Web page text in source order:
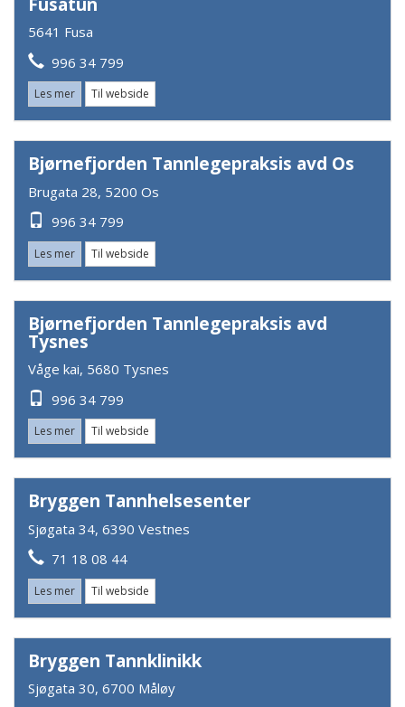
5641 Fusa
996 34 799
Les mer Til webside
Bjørnefjorden Tannlegepraksis avd Os
Brugata 28, 5200 Os
996 34 799
Les mer Til webside
Bjørnefjorden Tannlegepraksis avd
Tysnes
Våge kai, 5680 Tysnes
996 34 799
Les mer Til webside
Bryggen Tannhelsesenter
Sjøgata 34, 6390 Vestnes
71 18 08 44
Les mer Til webside
Bryggen Tannklinikk
Sjøgata 30, 6700 Måløy